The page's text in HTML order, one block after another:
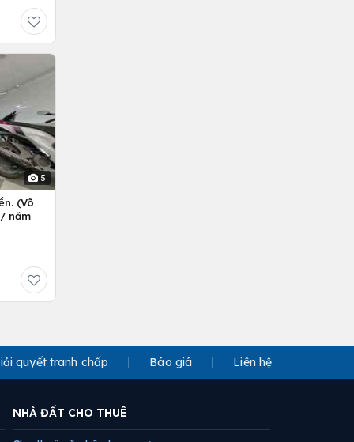
5
(Võ
năm
quyết tranh chấp Báo giá Liên hệ
NHÀ ĐẤT CHO THUÊ